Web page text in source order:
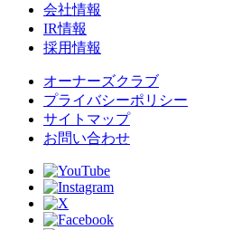
会社情報
IR情報
採用情報
オーナーズクラブ
プライバシーポリシー
サイトマップ
お問い合わせ